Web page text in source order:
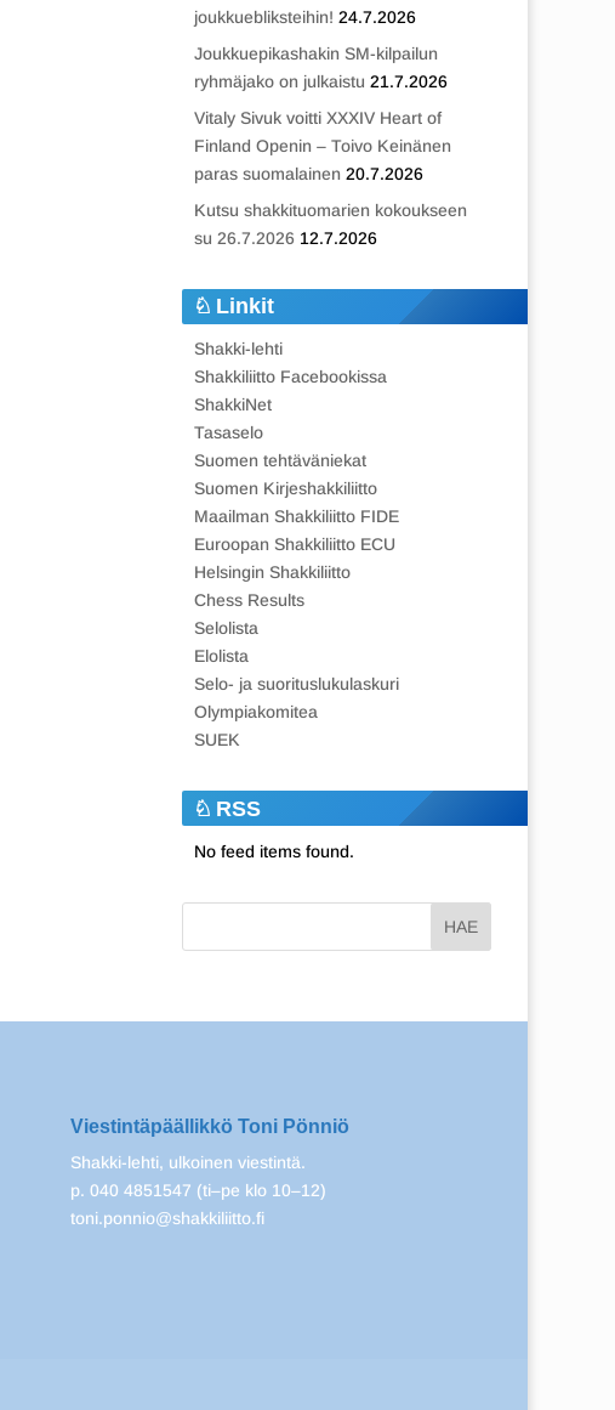
joukkuebliksteihin! 24.7.2026
Joukkuepikashakin SM-kilpailun
ryhmäjako on julkaistu 21.7.2026
Vitaly Sivuk voitti XXXIV Heart of
Finland Openin – Toivo Keinänen
paras suomalainen 20.7.2026
Kutsu shakkituomarien kokoukseen
su 26.7.2026 12.7.2026
Linkit
Shakki-lehti
Shakkiliitto Facebookissa
ShakkiNet
Tasaselo
Suomen tehtäväniekat
Suomen Kirjeshakkiliitto
Maailman Shakkiliitto FIDE
Euroopan Shakkiliitto ECU
Helsingin Shakkiliitto
Chess Results
Selolista
Elolista
Selo- ja suorituslukulaskuri
Olympiakomitea
SUEK
RSS
No feed items found.
Viestintäpäällikkö Toni Pönniö
Shakki-lehti, ulkoinen viestintä.
p. 040 4851547 (ti–pe klo 10–12)
toni.ponnio@shakkiliitto.fi